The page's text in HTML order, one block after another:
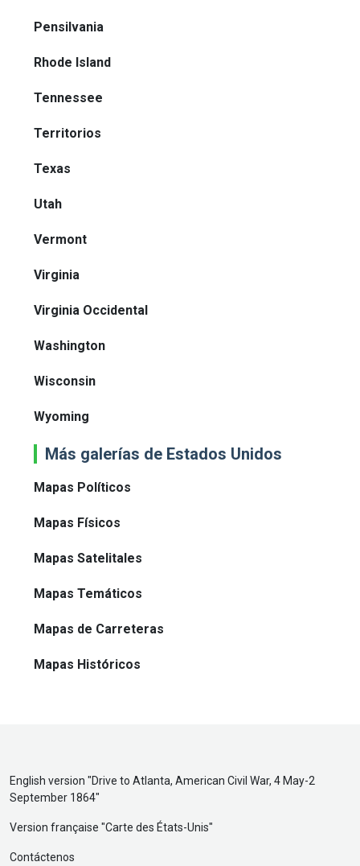
Pensilvania
Rhode Island
Tennessee
Territorios
Texas
Utah
Vermont
Virginia
Virginia Occidental
Washington
Wisconsin
Wyoming
Más galerías de Estados Unidos
Mapas Políticos
Mapas Físicos
Mapas Satelitales
Mapas Temáticos
Mapas de Carreteras
Mapas Históricos
English version "Drive to Atlanta, American Civil War, 4 May-2
September 1864"
Version française "Carte des États-Unis"
Contáctenos